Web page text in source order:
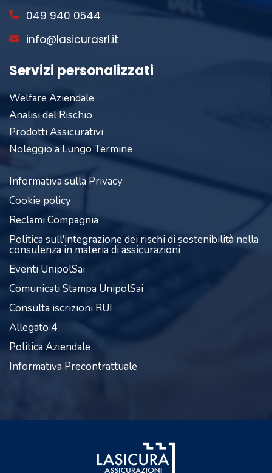
049 940 0544
info@lasicurasrl.it
Servizi personalizzati
Welfare Aziendale
Analisi del Rischio
Prodotti Assicurativi
Noleggio a Lungo Termine
Informativa sulla Privacy
Cookie policy
Reclami Compagnia
Politica sull'integrazione dei rischi di sostenibilità nella
consulenza in materia di assicurazioni
Eventi UnipolSai
Comunicati Stampa UnipolSai
Consulta iscrizioni RUI
Allegato 4
Politica Aziendale
Informativa Precontrattuale